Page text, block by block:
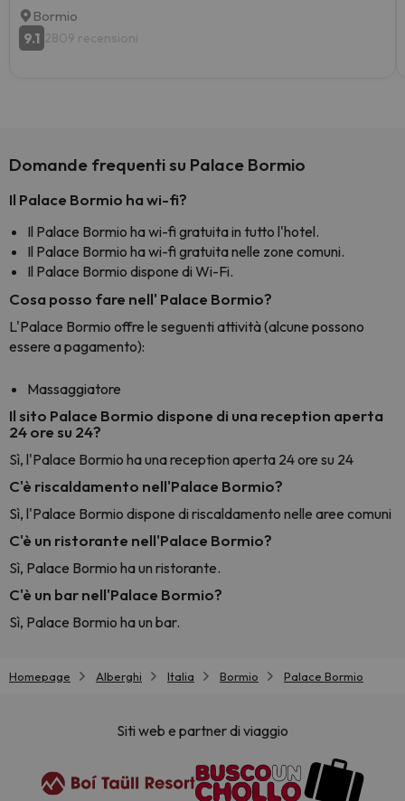
Bormio
9.1 2809 recensioni
Domande frequenti su Palace Bormio
Il Palace Bormio ha wi-fi?
Il Palace Bormio ha wi-fi gratuita in tutto l'hotel.
Il Palace Bormio ha wi-fi gratuita nelle zone comuni.
Il Palace Bormio dispone di Wi-Fi.
Cosa posso fare nell' Palace Bormio?
L'Palace Bormio offre le seguenti attività (alcune possono
essere a pagamento):
Massaggiatore
Il sito Palace Bormio dispone di una reception aperta
24 ore su 24?
Sì, l'Palace Bormio ha una reception aperta 24 ore su 24
C'è riscaldamento nell'Palace Bormio?
Sì, l'Palace Bormio dispone di riscaldamento nelle aree comuni
C'è un ristorante nell'Palace Bormio?
Sì, Palace Bormio ha un ristorante.
C'è un bar nell'Palace Bormio?
Sì, Palace Bormio ha un bar.
Homepage Alberghi Italia Bormio Palace Bormio
Siti web e partner di viaggio